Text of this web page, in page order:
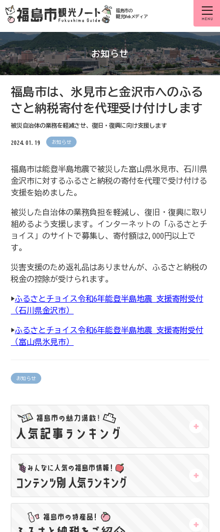
福島市の
観光Webメディア
お知らせ
福島市は、氷見市と金沢市へのふる
さと納税寄付を代理受け付けします
被災自治体の業務を軽減させ、復旧・復興に向け支援します
2024.01.19 お知らせ
福島市は能登半島地震で被災した富山県氷見市、石川県
金沢市に対するふるさと納税の寄付を代理で受け付ける
支援を始めました。
被災した自治体の業務負担を軽減し、復旧・復興に取り
組めるよう支援します。インターネットの「ふるさとチ
ョイス」のサイトで募集し、寄付額は2,000円以上で
す。
災害支援のため返礼品はありませんが、ふるさと納税の
税金の控除が受けられます。
▶ふるさとチョイス令和6年能登半島地震 支援寄附受付
（石川県金沢市）
▶ふるさとチョイス令和6年能登半島地震 支援寄附受付
（富山県氷見市）
お知らせ